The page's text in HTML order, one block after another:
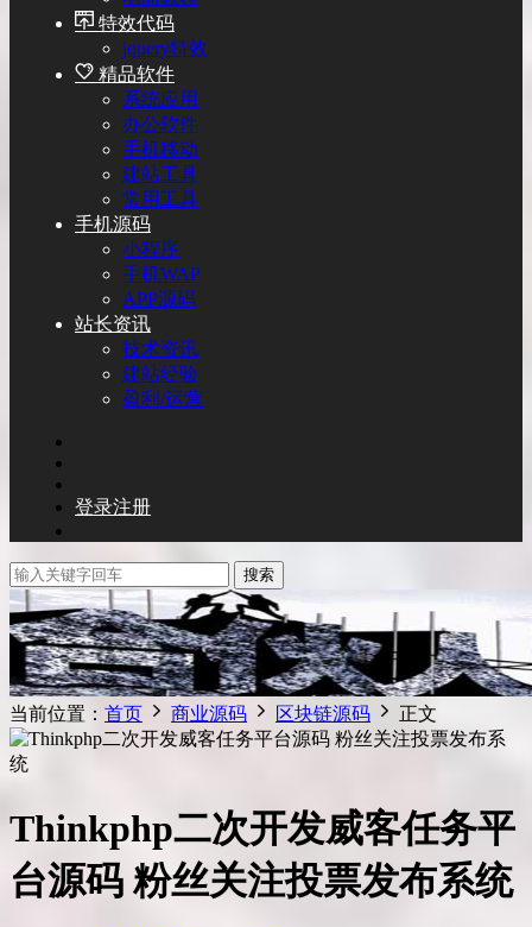
特效代码
jquery特效
精品软件
系统应用
办公软件
手机移动
建站工具
常用工具
手机源码
小程序
手机WAP
APP源码
站长资讯
技术资讯
建站经验
盈利/运营
登录注册
搜索
当前位置： 首页 商业源码 区块链源码 正文
Thinkphp二次开发威客任务平
台源码 粉丝关注投票发布系统